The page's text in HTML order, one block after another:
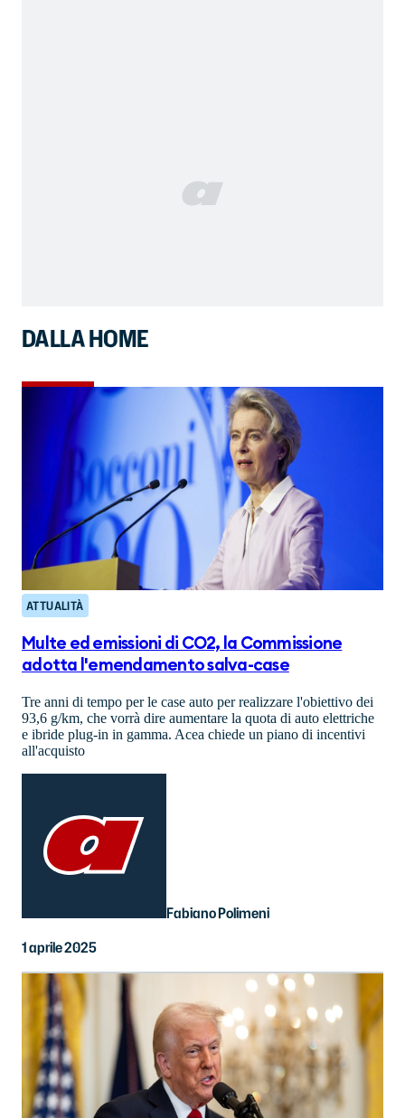
DALLA HOME
ATTUALITÀ
Multe ed emissioni di CO2, la Commissione
adotta l'emendamento salva-case
Tre anni di tempo per le case auto per realizzare l'obiettivo dei
93,6 g/km, che vorrà dire aumentare la quota di auto elettriche
e ibride plug-in in gamma. Acea chiede un piano di incentivi
all'acquisto
Fabiano Polimeni
1 aprile 2025